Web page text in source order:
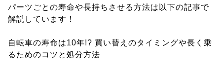
パーツごとの寿命や長持ちさせる方法は以下の記事で
解説しています！
自転車の寿命は10年!? 買い替えのタイミングや長く乗
るためのコツと処分方法